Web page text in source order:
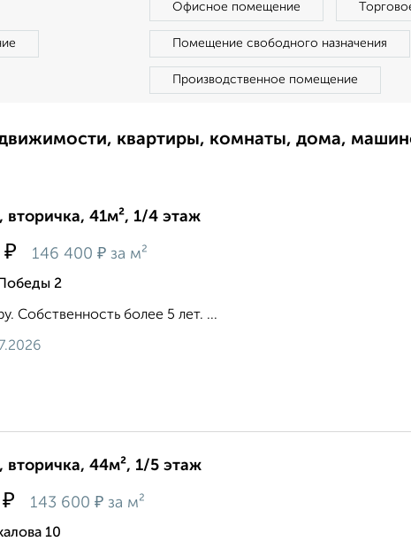
Офисное помещение
Помещение свободного назначения
Производственное помещение
квартиры, комнаты, дома,
вторичка, 41м², 1/4 этаж
₽ 146 400 ₽ за м²
2
Собственность более 5 лет. ...
вторичка, 44м², 1/5 этаж
₽ 143 600 ₽ за м²
10